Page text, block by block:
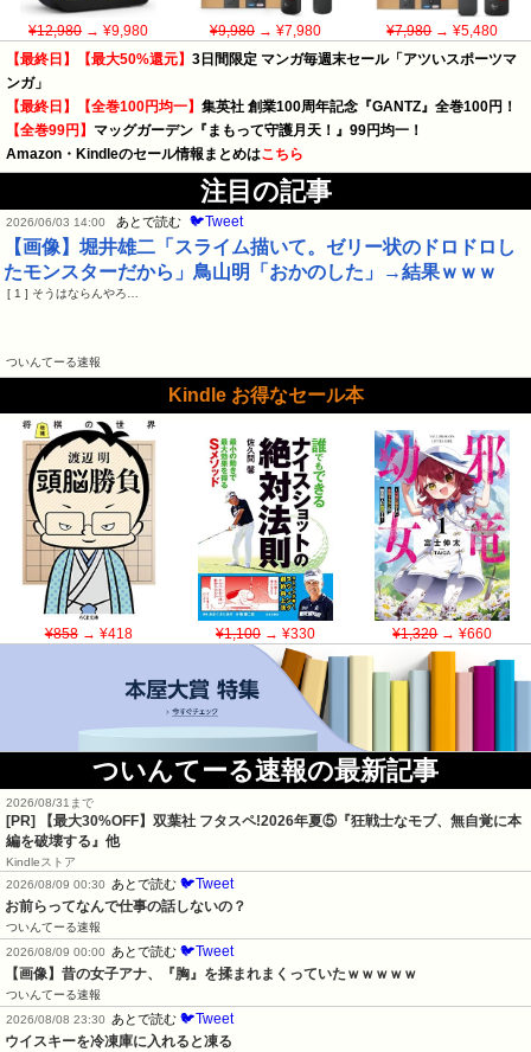
¥12,980→ ¥9,980 ¥9,980→ ¥7,980 ¥7,980→ ¥5,480
【最終日】【最大50%還元】 3日間限定 マンガ毎週末セール「アツいスポーツマ
ンガ」
【最終日】【全巻100円均一】 集英社 創業100周年記念『GANTZ』全巻100円！
【全巻99円】 マッグガーデン『まもって守護月天！』99円均一！
Amazon・Kindleのセール情報まとめはこちら
注目の記事
2026/06/03 14:00 あとで読む 🐦Tweet
【画像】堀井雄二「スライム描いて。ゼリー状のドロドロし
たモンスターだから」鳥山明「おかのした」→結果ｗｗｗ
[ 1 ] そうはならんやろ…
ついんてーる速報
Kindle お得なセール本
¥858→ ¥418 ¥1,100→ ¥330 ¥1,320→ ¥660
ついんてーる速報の最新記事
2026/08/31まで
[PR] 【最大30%OFF】双葉社 フタスペ!2026年夏⑤『狂戦士なモブ、無自覚に本
編を破壊する』他
Kindleストア
2026/08/09 00:30
あとで読む 🐦Tweet
お前らってなんで仕事の話しないの？
ついんてーる速報
2026/08/09 00:00
あとで読む 🐦Tweet
【画像】昔の女子アナ、『胸』を揉まれまくっていたｗｗｗｗｗ
ついんてーる速報
2026/08/08 23:30
あとで読む 🐦Tweet
ウイスキーを冷凍庫に入れると凍る